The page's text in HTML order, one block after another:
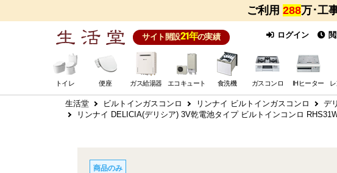
ご利用 288万･工
サイト開設21年の実績 ログイン
トイレ 便座 ガス給湯器 エコキュート 食洗機 ガスコンロ IHヒーター
生活堂 ビルトインガスコンロ リンナイ ビルトインガスコンロ
デ
リンナイ DELICIA(デリシア) 3V乾電池タイプ ビルトインコンロ
商品のみ